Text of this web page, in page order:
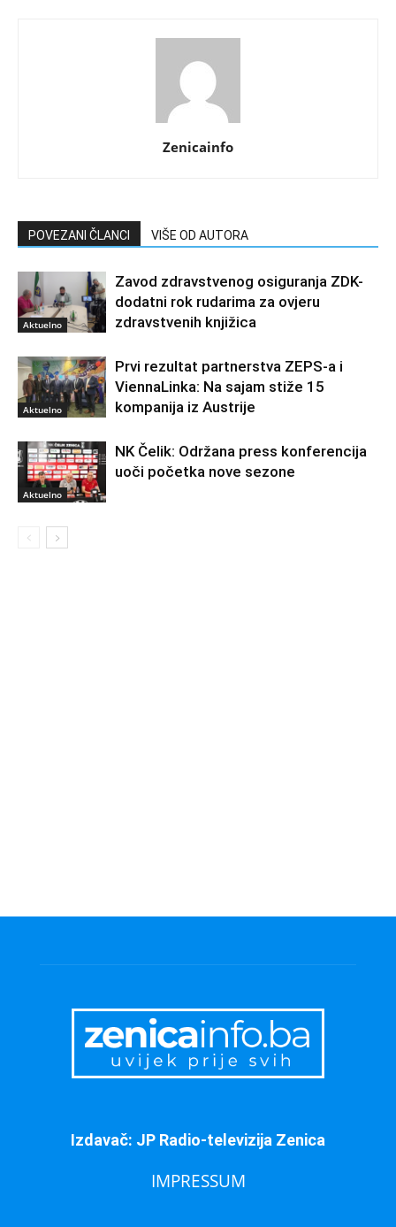
Zenicainfo
POVEZANI ČLANCI VIŠE OD AUTORA
Aktuelno
Zavod zdravstvenog osiguranja ZDK-
dodatni rok rudarima za ovjeru
zdravstvenih knjižica
Aktuelno
Prvi rezultat partnerstva ZEPS-a i
ViennaLinka: Na sajam stiže 15
kompanija iz Austrije
Aktuelno
NK Čelik: Održana press konferencija
uoči početka nove sezone
Izdavač: JP Radio-televizija Zenica
IMPRESSUM